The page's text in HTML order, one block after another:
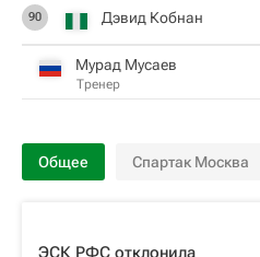
90 Дэвид Кобнан
Мурад Мусаев
Тренер
Общее Спартак Москва
ЭСК РФС отклонила